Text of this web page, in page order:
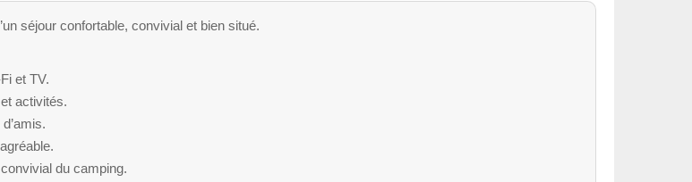
séjour confortable, convivial et bien situé.
et TV.
activités.
du camping.